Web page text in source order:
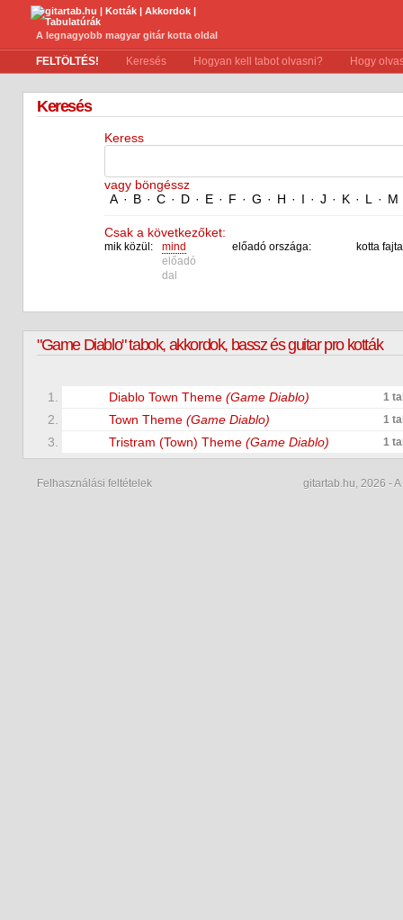
A legnagyobb magyar gitár kotta oldal
FELTÖLTÉS! Keresés Hogyan kell tabot olvasni? Hogy
Keresés
Keress
vagy böngéssz
A · B · C · D · E · F · G · H · I · J · K · L · M
Csak a következőket:
mik közül:
mind
előadó
dal
előadó országa: kotta
"Game Diablo" tabok, akkordok, bassz és guitar pro kották
1. Diablo Town Theme (Game Diablo) 1
2. Town Theme (Game Diablo) 1
3. Tristram (Town) Theme (Game Diablo) 1
Felhasználási feltételek gitartab.hu, 2026 -